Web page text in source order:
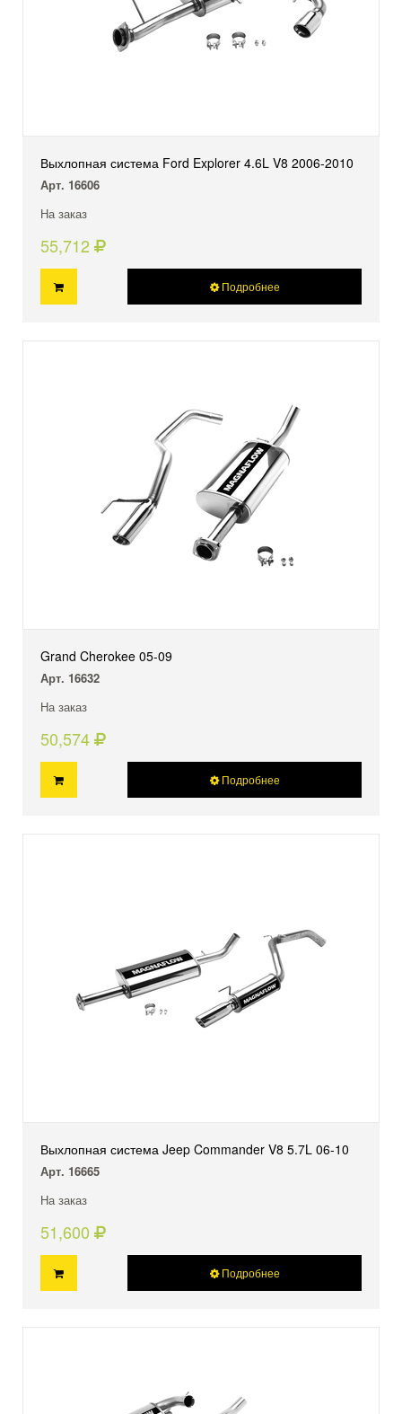
Выхлопная система Ford Explorer 4.6L V8 2006-2010
Арт. 16606
На заказ
55,712
Подробнее
Grand Cherokee 05-09
Арт. 16632
На заказ
50,574
Подробнее
Выхлопная система Jeep Commander V8 5.7L 06-10
Арт. 16665
На заказ
51,600
Подробнее